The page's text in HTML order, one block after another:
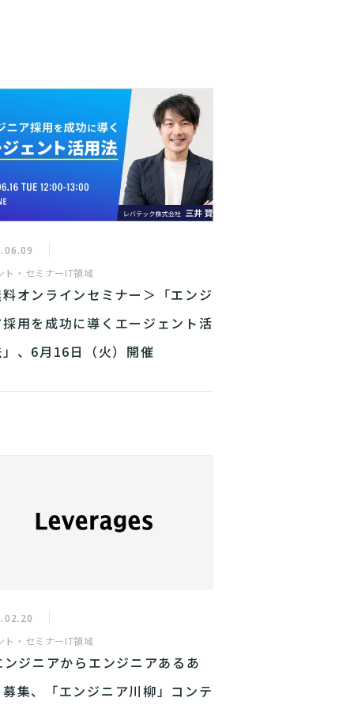
ト・セミナーIT領域
オンラインセミナー＞「エンジ
用を成功に導くエージェント活
、6月16日（火）開催
ト・セミナーIT領域
ジニアからエンジニアあるあ
集、「エンジニア川柳」コンテ